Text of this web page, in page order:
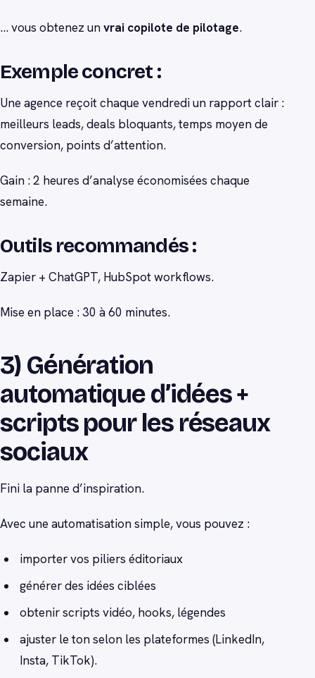
… vous obtenez unvrai copilote de pilotage.
Exemple concret :
Une agence reçoit chaque vendredi un rapport clair :
meilleurs leads, deals bloquants, temps moyen de
conversion, points d’attention.
Gain : 2 heures d’analyse économisées chaque
semaine.
Outils recommandés :
Zapier + ChatGPT, HubSpot workflows.
Mise en place : 30 à 60 minutes.
3) Génération
automatique d’idées +
scripts pour les réseaux
sociaux
Fini la panne d’inspiration.
Avec une automatisation simple, vous pouvez :
importer vos piliers éditoriaux
générer des idées ciblées
obtenir scripts vidéo, hooks, légendes
ajuster le ton selon les plateformes (LinkedIn,
Insta, TikTok).